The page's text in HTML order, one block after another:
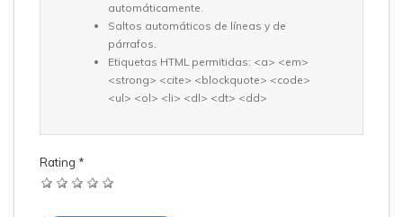
automáticamente.
Saltos automáticos de líneas y de
párrafos.
Etiquetas HTML permitidas: <a> <em>
<strong> <cite> <blockquote> <code>
<ul> <ol> <li> <dl> <dt> <dd>
Rating *